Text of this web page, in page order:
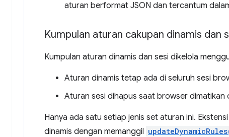
aturan berformat JSON dan tercantum
Kumpulan aturan cakupan dinamis dan
Kumpulan aturan dinamis dan sesi dikelola
Aturan dinamis tetap ada di seluruh sesi
Aturan sesi dihapus saat browser dimatikan
Hanya ada satu setiap jenis set aturan ini.
dinamis dengan memanggil